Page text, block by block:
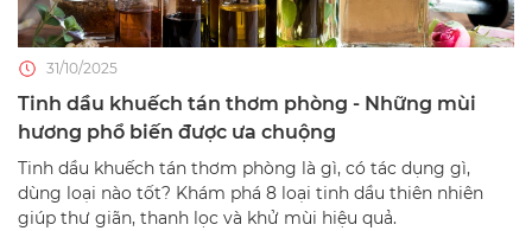
31/10/2025
Tinh dầu khuếch tán thơm phòng - Những mùi
hương phổ biến được ưa chuộng
Tinh dầu khuếch tán thơm phòng là gì, có tác dụng gì,
dùng loại nào tốt? Khám phá 8 loại tinh dầu thiên nhiên
giúp thư giãn, thanh lọc và khử mùi hiệu quả.